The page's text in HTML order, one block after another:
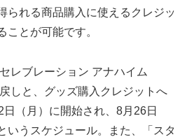
られる商品購入に使えるクレジッ
ことが可能です。
レブレーション アナハイム
しと、グッズ購入クレジットへ
（月）に開始され、8月26日
いうスケジュール。また、「スタ